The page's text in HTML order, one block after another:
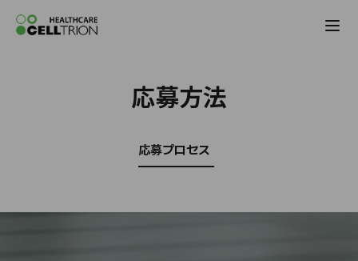
Celltrion the Global Pharmaceutical
応募方法
応募プロセス